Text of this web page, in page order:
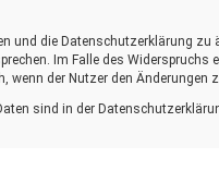
und die Datenschutzerklärung
Im Falle des
wenn der Nutzer den Änderungen
sind in der